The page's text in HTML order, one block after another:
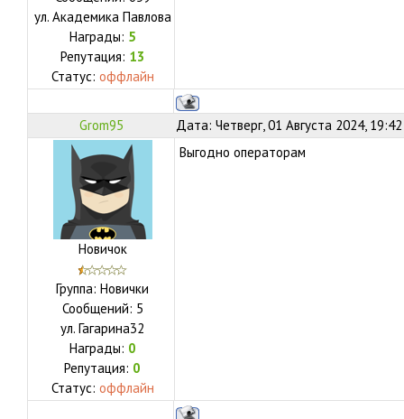
ул. Академика Павлова
Награды: 5
Репутация: 13
Статус: оффлайн
Grom95 Дата: Четверг, 01 Августа 2024,
Новичок
Группа: Новички
Сообщений: 5
ул. Гагарина32
Награды: 0
Репутация: 0
Статус: оффлайн
Выгодно операторам